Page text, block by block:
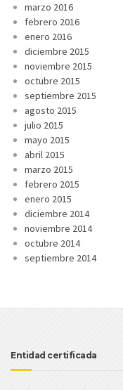
marzo 2016
febrero 2016
enero 2016
diciembre 2015
noviembre 2015
octubre 2015
septiembre 2015
agosto 2015
julio 2015
mayo 2015
abril 2015
marzo 2015
febrero 2015
enero 2015
diciembre 2014
noviembre 2014
octubre 2014
septiembre 2014
Entidad certificada